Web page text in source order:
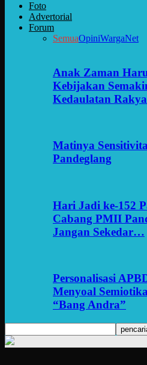
Foto
Advertorial
Forum
SemuaOpiniWargaNet
Anak Zaman
Kebijakan
Kedaulatan
Matinya
Pandeglang
Hari Jadi ke-152
Cabang PMII
Jangan Sekedar…
Personalisasi
Menyoal
“Bang Andra”